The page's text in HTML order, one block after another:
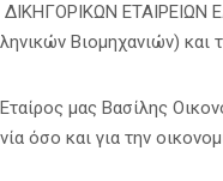
ΕΤΑΙΡΕΙΩΝ
Βιομηχανιών) και
μας Βασίλης
όσο και για την